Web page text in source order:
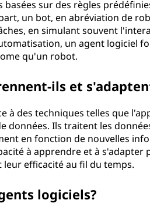
sur des règles
un bot, en abréviation de
en simulant souvent
un agent logiciel
qu'un robot.
ils et
à des techniques telles que
données. Ils traitent les
en fonction de nouvelles
à apprendre et à s'adapter
efficacité au fil du temps.
logiciels?